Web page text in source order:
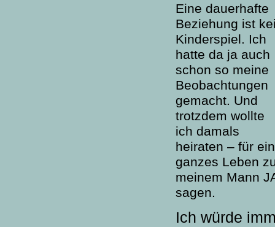
Eine dauerhafte
Beziehung ist
Kinderspiel. Ich
hatte da ja auch
schon so meine
Beobachtungen
gemacht. Und
trotzdem wollte
ich damals
heiraten – für ein
ganzes Leben
meinem Mann
sagen.
Ich würde